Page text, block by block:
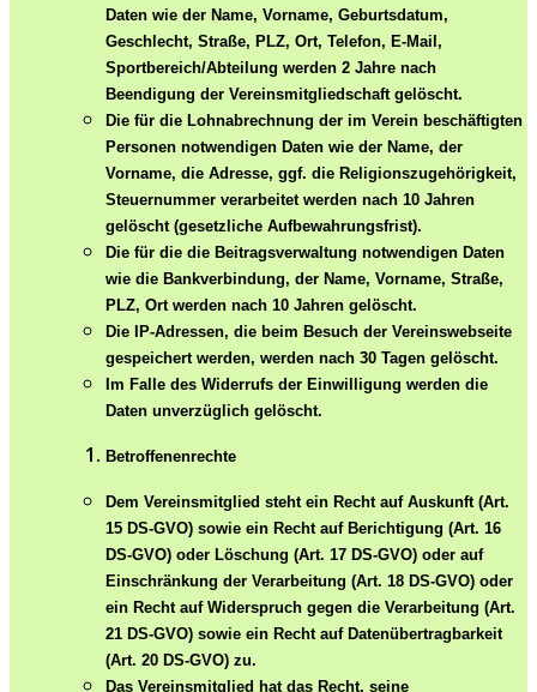
Daten wie der Name, Vorname, Geburtsdatum,
Geschlecht, Straße, PLZ, Ort, Telefon, E-Mail,
Sportbereich/Abteilung werden 2 Jahre nach
Beendigung der Vereinsmitgliedschaft gelöscht.
Die für die Lohnabrechnung der im Verein beschäftigten
Personen notwendigen Daten wie der Name, der
Vorname, die Adresse, ggf. die Religionszugehörigkeit,
Steuernummer verarbeitet werden nach 10 Jahren
gelöscht (gesetzliche Aufbewahrungsfrist).
Die für die die Beitragsverwaltung notwendigen Daten
wie die Bankverbindung, der Name, Vorname, Straße,
PLZ, Ort werden nach 10 Jahren gelöscht.
Die IP-Adressen, die beim Besuch der Vereinswebseite
gespeichert werden, werden nach 30 Tagen gelöscht.
Im Falle des Widerrufs der Einwilligung werden die
Daten unverzüglich gelöscht.
Betroffenenrechte
Dem Vereinsmitglied steht ein Recht auf Auskunft (Art.
15 DS-GVO) sowie ein Recht auf Berichtigung (Art. 16
DS-GVO) oder Löschung (Art. 17 DS-GVO) oder auf
Einschränkung der Verarbeitung (Art. 18 DS-GVO) oder
ein Recht auf Widerspruch gegen die Verarbeitung (Art.
21 DS-GVO) sowie ein Recht auf Datenübertragbarkeit
(Art. 20 DS-GVO) zu.
Das Vereinsmitglied hat das Recht, seine